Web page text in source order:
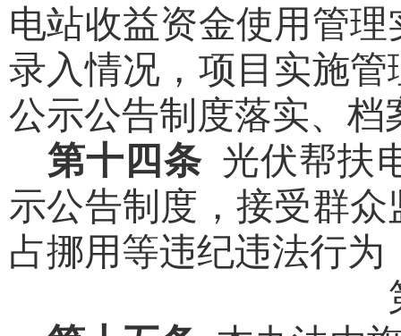
电站收益资金使用管
录入情况，项目实施
公示公告制度落实、
第十四条 光伏帮扶
示公告制度，接受群
占挪用等违纪违法行